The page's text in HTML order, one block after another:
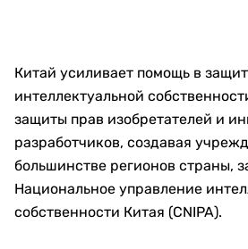
Китай усиливает помощь в
интеллектуальной
защиты прав изобретателей и
разработчиков, создавая
большинстве регионов страны,
Национальное управление
собственности Китая (CNIPA).